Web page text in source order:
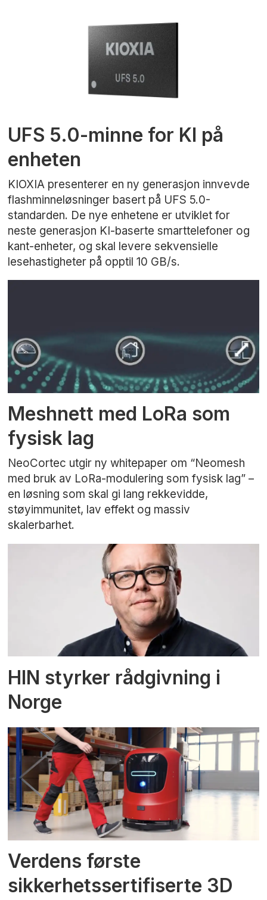
UFS 5.0-minne for KI på
enheten
KIOXIA presenterer en ny generasjon innvevde
flashminneløsninger basert på UFS 5.0-
standarden. De nye enhetene er utviklet for
neste generasjon KI-baserte smarttelefoner og
kant-enheter, og skal levere sekvensielle
lesehastigheter på opptil 10 GB/s.
Meshnett med LoRa som
fysisk lag
NeoCortec utgir ny whitepaper om “Neomesh
med bruk av LoRa-modulering som fysisk lag” –
en løsning som skal gi lang rekkevidde,
støyimmunitet, lav effekt og massiv
skalerbarhet.
HIN styrker rådgivning i
Norge
Verdens første
sikkerhetssertifiserte 3D